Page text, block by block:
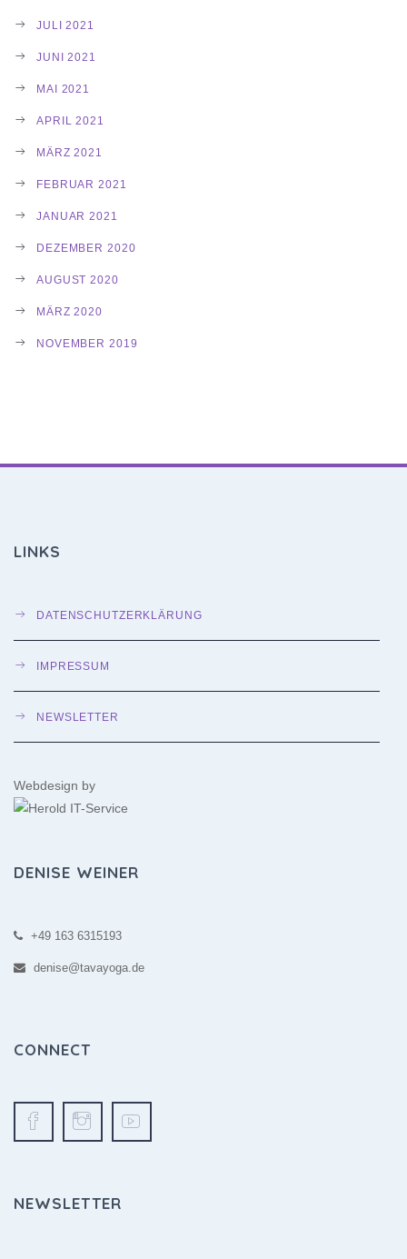
JULI 2021
JUNI 2021
MAI 2021
APRIL 2021
MÄRZ 2021
FEBRUAR 2021
JANUAR 2021
DEZEMBER 2020
AUGUST 2020
MÄRZ 2020
NOVEMBER 2019
LINKS
DATENSCHUTZERKLÄRUNG
IMPRESSUM
NEWSLETTER
Webdesign by
DENISE WEINER
+49 163 6315193
denise@tavayoga.de
CONNECT
NEWSLETTER